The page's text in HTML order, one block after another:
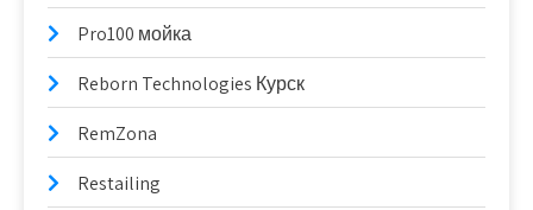
Pro100 мойка
Reborn Technologies Курск
RemZona
Restailing